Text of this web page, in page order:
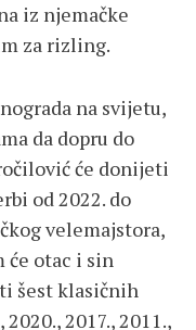
iz njemačke
za rizling.
na svijetu,
da dopru do
će donijeti
od 2022. do
velemajstora,
će otac i sin
šest klasičnih
2017., 2011.,